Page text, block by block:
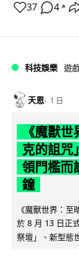
37 4 ↗
科技娛樂 遊
天恩 1 日
《魔獸
克的詛咒
領門檻而
鐘
《魔獸世界：
於 8 月 13 日正
祭壇」、新型態